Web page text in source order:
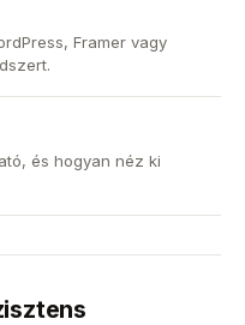
Framer vagy
és hogyan néz ki